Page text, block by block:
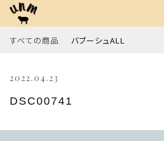
すべての商品 バブーシュALL
2022.04.23
DSC00741
親カテゴリ